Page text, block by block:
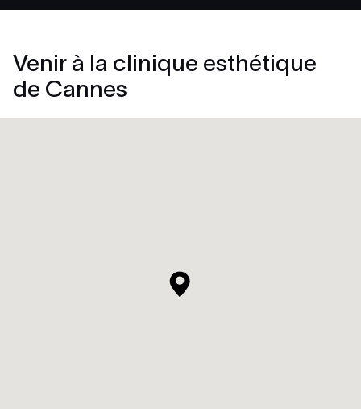
Venir à la clinique esthétique
de Cannes